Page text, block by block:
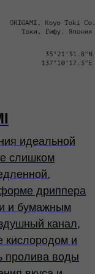
идеальной
слишком
дриппера
и бумажным
канал,
кислородом и
пролива воды